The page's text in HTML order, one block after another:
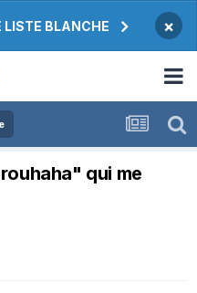
LISTE BLANCHE ×
qui me